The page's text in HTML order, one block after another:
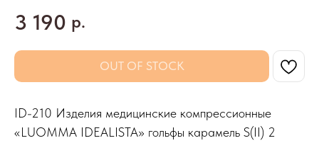
3 190 р.
OUT OF STOCK
ID-210 Изделия медицинские компрессионные
«LUOMMA IDEALISTA» гольфы карамель S(II) 2